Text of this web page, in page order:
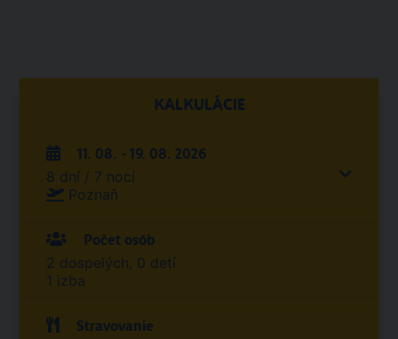
KALKULÁCIE
11. 08. - 19. 08. 2026
8 dní / 7 nocí
Poznaň
Počet osôb
2 dospelých, 0 detí
1 izba
Stravovanie